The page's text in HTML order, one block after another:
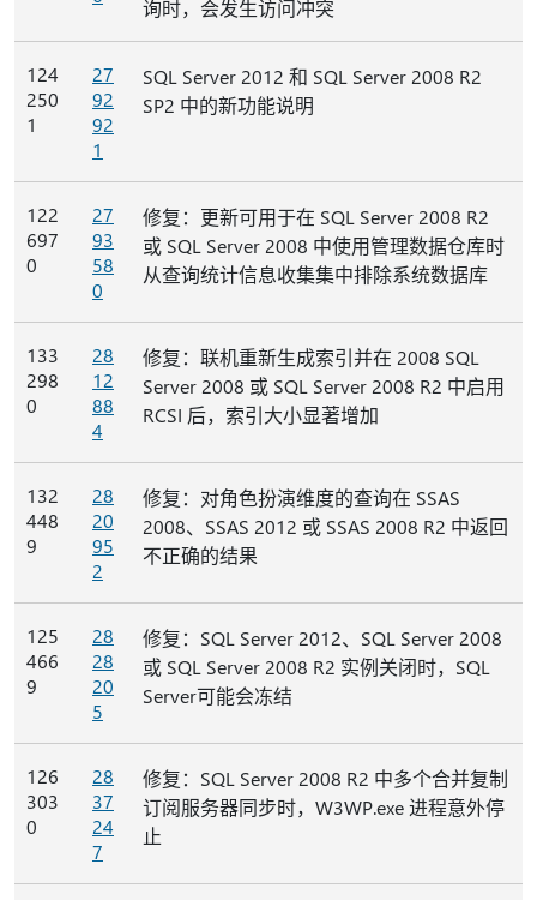
询时，会发生访问冲突
124
250
1
27
92
92
1
SQL Server 2012 和 SQL Server 2008 R2
SP2 中的新功能说明
122
697
0
27
93
58
0
修复：更新可用于在 SQL Server 2008 R2
或 SQL Server 2008 中使用管理数据仓库时
从查询统计信息收集集中排除系统数据库
133
298
0
28
12
88
4
修复：联机重新生成索引并在 2008 SQL
Server 2008 或 SQL Server 2008 R2 中启用
RCSI 后，索引大小显著增加
132
448
9
28
20
95
2
修复：对角色扮演维度的查询在 SSAS
2008、SSAS 2012 或 SSAS 2008 R2 中返回
不正确的结果
125
466
9
28
28
20
5
修复：SQL Server 2012、SQL Server 2008
或 SQL Server 2008 R2 实例关闭时，SQL
Server可能会冻结
126
303
0
28
37
24
7
修复：SQL Server 2008 R2 中多个合并复制
订阅服务器同步时，W3WP.exe 进程意外停
止